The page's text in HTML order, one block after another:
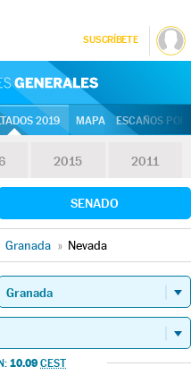
SUSCRÍBETE
2019 MAPA ESCAÑOS
2015 2011
SENADO
Granada » Nevada
10.09 CEST